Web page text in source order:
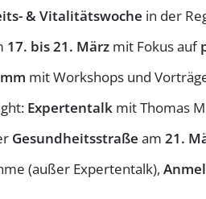
& Vitalitätswoche in der
17. bis 21. März mit Fokus auf
mit Workshops und
Expertentalk mit Thomas
Gesundheitsstraße am 21.
(außer Expertentalk),